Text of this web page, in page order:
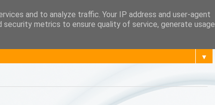
biscuit!
▼
and to analyze traffic. Your IP address and user-agent
security metrics to ensure quality of service, generate usage